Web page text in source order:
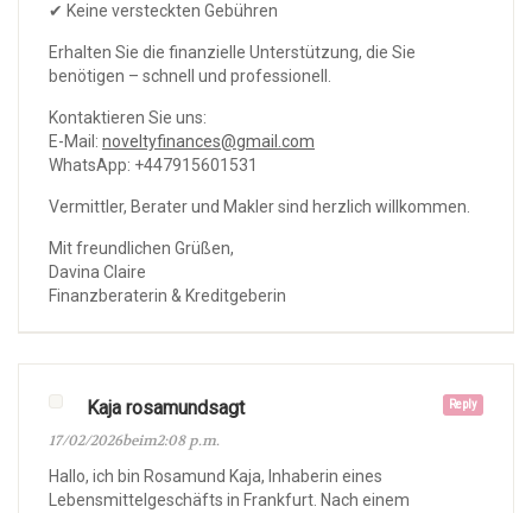
✔ Keine versteckten Gebühren
Erhalten Sie die finanzielle Unterstützung, die Sie
benötigen – schnell und professionell.
Kontaktieren Sie uns:
E-Mail: noveltyfinances@gmail.com
WhatsApp: +447915601531
Vermittler, Berater und Makler sind herzlich willkommen.
Mit freundlichen Grüßen,
Davina Claire
Finanzberaterin & Kreditgeberin
Reply
Kaja rosamundsagt
17/02/2026beim2:08 p.m.
Hallo, ich bin Rosamund Kaja, Inhaberin eines
Lebensmittelgeschäfts in Frankfurt. Nach einem